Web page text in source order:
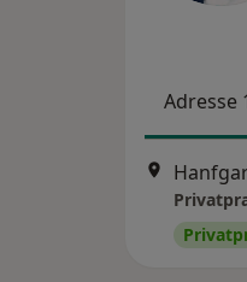
Adresse